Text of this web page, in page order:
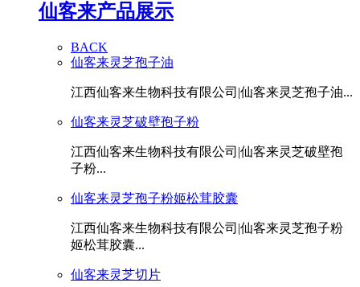
仙客来产品展示
BACK
仙客来灵芝孢子油
江西仙客来生物科技有限公司|仙客来灵芝孢子油...
仙客来灵芝破壁孢子粉
江西仙客来生物科技有限公司|仙客来灵芝破壁孢
子粉...
仙客来灵芝孢子粉姬松茸胶囊
江西仙客来生物科技有限公司|仙客来灵芝孢子粉
姬松茸胶囊...
仙客来灵芝切片